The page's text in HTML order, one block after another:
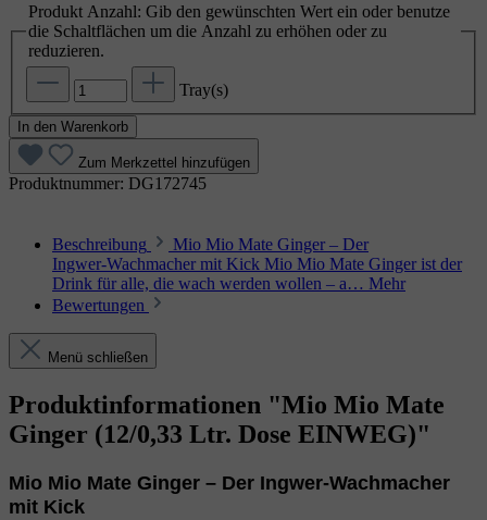
Produkt Anzahl: Gib den gewünschten Wert ein oder benutze
die Schaltflächen um die Anzahl zu erhöhen oder zu
reduzieren.
Tray(s)
In den Warenkorb
Zum Merkzettel hinzufügen
Produktnummer: DG172745
Beschreibung
Mio Mio Mate Ginger – Der
Ingwer‑Wachmacher mit Kick Mio Mio Mate Ginger ist der
Drink für alle, die wach werden wollen – a… Mehr
Bewertungen
Menü schließen
Produktinformationen "Mio Mio Mate
Ginger (12/0,33 Ltr. Dose EINWEG)"
Mio Mio Mate Ginger – Der Ingwer‑Wachmacher
mit Kick